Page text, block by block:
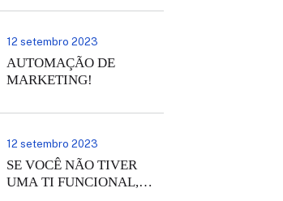
12 setembro 2023
AUTOMAÇÃO DE
MARKETING!
12 setembro 2023
SE VOCÊ NÃO TIVER
UMA TI FUNCIONAL,